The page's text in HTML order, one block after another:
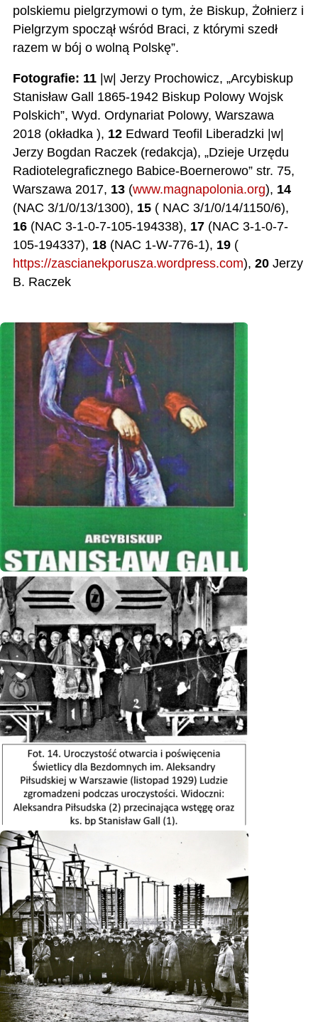
polskiemu pielgrzymowi o tym, że Biskup, Żołnierz i
Pielgrzym spoczął wśród Braci, z którymi szedł
razem w bój o wolną Polskę”.
Fotografie: 11 |w| Jerzy Prochowicz, „Arcybiskup
Stanisław Gall 1865-1942 Biskup Polowy Wojsk
Polskich”, Wyd. Ordynariat Polowy, Warszawa
2018 (okładka ), 12 Edward Teofil Liberadzki |w|
Jerzy Bogdan Raczek (redakcja), „Dzieje Urzędu
Radiotelegraficznego Babice-Boernerowo” str. 75,
Warszawa 2017, 13 (www.magnapolonia.org), 14
(NAC 3/1/0/13/1300), 15( NAC 3/1/0/14/1150/6),
16(NAC 3-1-0-7-105-194338), 17(NAC 3-1-0-7-
105-194337), 18(NAC 1-W-776-1), 19(
https://zascianekporusza.wordpress.com), 20Jerzy
B. Raczek